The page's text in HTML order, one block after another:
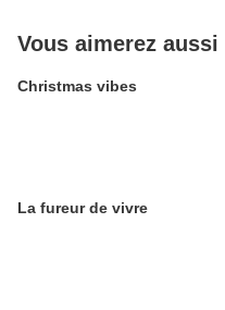
Vous aimerez aussi
Christmas vibes
La fureur de vivre